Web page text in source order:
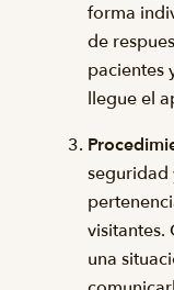
forma
de
pacientes
llegue el
seguridad
visitantes.
una